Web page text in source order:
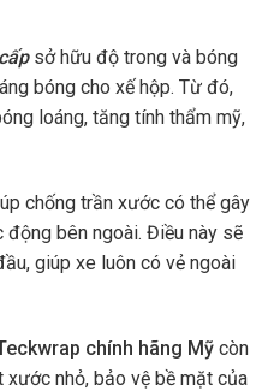
sở hữu độ trong và bóng
bóng cho xế hộp. Từ đó,
loáng, tăng tính thẩm mỹ,
chống trần xước có thể gây
bên ngoài. Điều này sẽ
giúp xe luôn có vẻ ngoài
chính hãng Mỹ còn
nhỏ, bảo vệ bề mặt của